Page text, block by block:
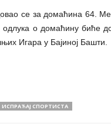
се за домаћина 64.
одлука о домаћину биће
Игара у Бајиној Башти.
ИСПРАЋАЈ СПОРТИСТА